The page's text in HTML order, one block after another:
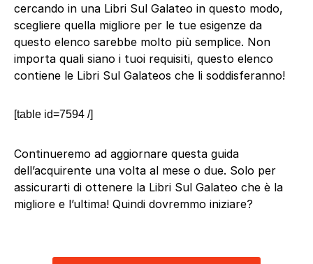
cercando in una Libri Sul Galateo in questo modo,
scegliere quella migliore per le tue esigenze da
questo elenco sarebbe molto più semplice. Non
importa quali siano i tuoi requisiti, questo elenco
contiene le Libri Sul Galateos che li soddisferanno!
[table id=7594 /]
Continueremo ad aggiornare questa guida
dell’acquirente una volta al mese o due. Solo per
assicurarti di ottenere la Libri Sul Galateo che è la
migliore e l’ultima! Quindi dovremmo iniziare?